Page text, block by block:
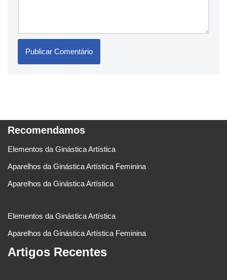
Recomendamos
Elementos da Ginástica Artística
Aparelhos da Ginástica Artística Feminina
Aparelhos da Ginástica Artística
Elementos da Ginástica Artística
Aparelhos da Ginástica Artística Feminina
Artigos Recentes